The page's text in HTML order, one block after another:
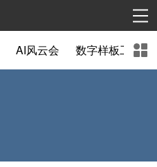
AI风云会 数字样板工程